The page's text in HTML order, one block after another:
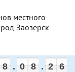
местного
Заозерск
8 . 0 8 . 2 6